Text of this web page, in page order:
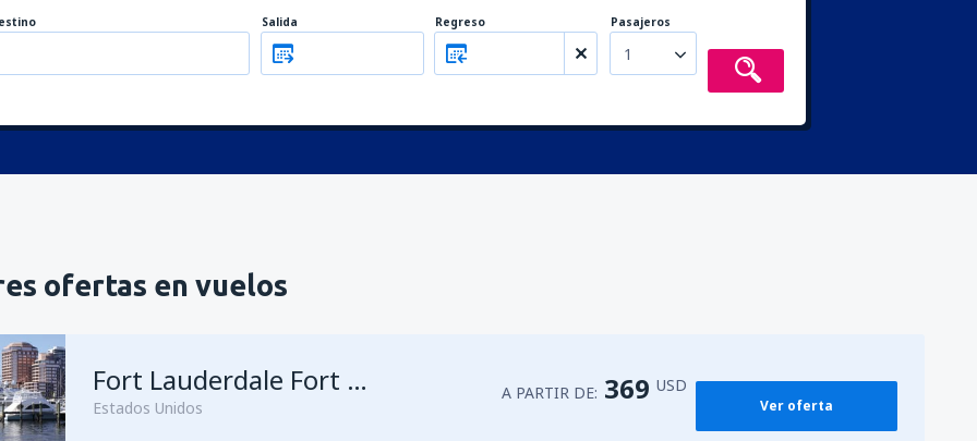
Salida Regreso Pasajeros
1
ofertas en vuelos
Fort Lauderdale Fort Lauderdale–Hollywood Intl Airport
Estados Unidos
A PARTIR DE: 369 USD
Ver oferta